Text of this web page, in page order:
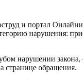
и портал
нарушения:
нарушении
странице обращения.